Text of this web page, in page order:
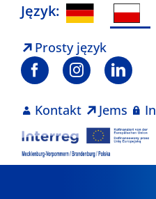
Skip
content
Język:
Prosty język
Kontakt Jems